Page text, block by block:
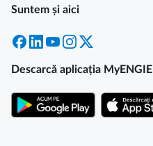
Suntem și aici
Facebook
LinkedInYouTubeInstagram
Descarcă aplicația MyENGIE